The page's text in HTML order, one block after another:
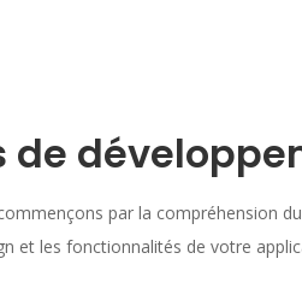
de
par la compréhension
et les fonctionnalités de votre